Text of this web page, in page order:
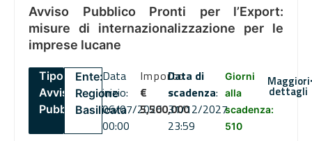
Avviso Pubblico Pronti per l’Export:
misure di internazionalizzazione per le
imprese lucane
Tipo:
Avviso
Pubblico
Ente:
Regione
Basilicata
Data
inizio:
06/07/2026
00:00
Importo
€
5,500,000
Data di
scadenza:
31/12/2027
23:59
Giorni
alla
scadenza:
510
Maggiori
dettagli